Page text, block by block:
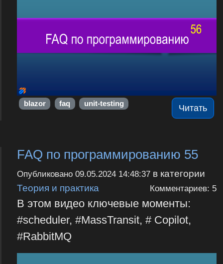
Читать
blazor faq unit-testing
FAQ по программированию 55
Опубликовано 09.05.2024 14:48:37в категории
Теория и практика
Комментариев: 5
В этом видео ключевые моменты:
#scheduler, #MassTransit, # Copilot,
#RabbitMQ